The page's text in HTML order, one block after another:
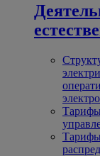
Тарифы
Тарифы